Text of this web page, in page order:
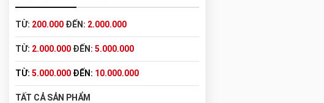
TỪ: 200.000 ĐẾN: 2.000.000
TỪ: 2.000.000 ĐẾN: 5.000.000
TỪ: 5.000.000 ĐẾN: 10.000.000
TẤT CẢ SẢN PHẨM